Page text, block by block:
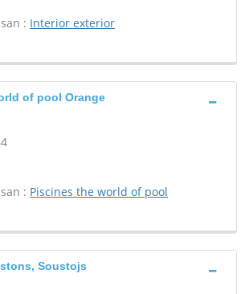
: Interior exterior
of pool Orange
: Piscines the world of pool
Soustojs